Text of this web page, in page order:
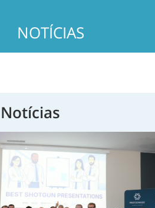
NOTÍCIAS